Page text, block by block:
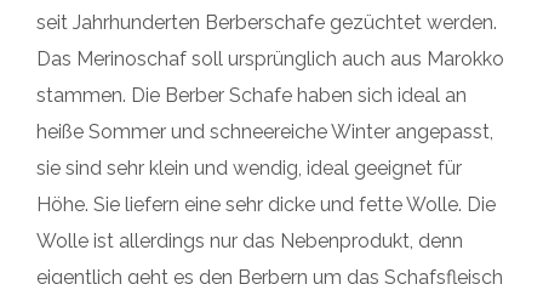
seit Jahrhunderten Berberschafe gezüchtet werden.
Das Merinoschaf soll ursprünglich auch aus Marokko
stammen. Die Berber Schafe haben sich ideal an
heiße Sommer und schneereiche Winter angepasst,
sie sind sehr klein und wendig, ideal geeignet für
Höhe. Sie liefern eine sehr dicke und fette Wolle. Die
Wolle ist allerdings nur das Nebenprodukt, denn
eigentlich geht es den Berbern um das Schafsfleisch